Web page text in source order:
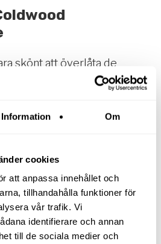
Information Om
cookies
att anpassa innehållet och
tillhandahålla funktioner för
vår trafik. Vi
identifierare och annan
till de sociala medier och
skönt att överlåta de
en partner och istället
Så tänkte
när vi kom i kontakt
det aktuellt att ta hjälp
lönehanteringen. Valet